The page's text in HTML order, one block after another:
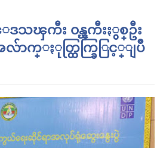
ၾကီး ၀န္ၾကီးႏွစ္ဦး
ာက္ႏုတ္ထြက္ခြြင့္ျပဳ